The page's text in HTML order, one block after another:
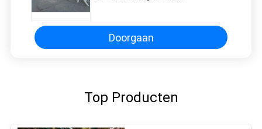
Doorgaan
Top Producten